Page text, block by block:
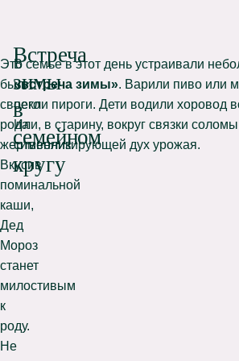
Это
был
своего
рода
жертвенник.
Вкусив
поминальной
каши,
Дед
Мороз
станет
милостивым
к
роду.
Не
Встреча
зимы
в
семейном
кругу
В семье в этот день устраивали
«встреча зимы». Варили пиво или
пекли пироги. Дети водили хоровод
Или, в старину, вокруг связки
символизирующей дух урожая.